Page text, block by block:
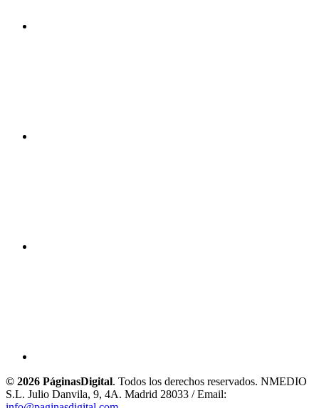
© 2026 PáginasDigital. Todos los derechos reservados. NMEDIO
S.L. Julio Danvila, 9, 4A. Madrid 28033 / Email: